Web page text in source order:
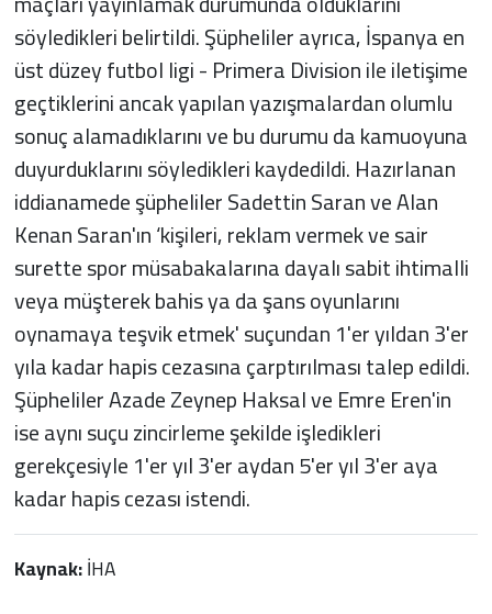
söyledikleri belirtildi. Şüpheliler ayrıca, İspanya en
üst düzey futbol ligi - Primera Division ile iletişime
geçtiklerini ancak yapılan yazışmalardan olumlu
sonuç alamadıklarını ve bu durumu da kamuoyuna
duyurduklarını söyledikleri kaydedildi. Hazırlanan
iddianamede şüpheliler Sadettin Saran ve Alan
Kenan Saran'ın ‘kişileri, reklam vermek ve sair
surette spor müsabakalarına dayalı sabit ihtimalli
veya müşterek bahis ya da şans oyunlarını
oynamaya teşvik etmek' suçundan 1'er yıldan 3'er
yıla kadar hapis cezasına çarptırılması talep edildi.
Şüpheliler Azade Zeynep Haksal ve Emre Eren'in
ise aynı suçu zincirleme şekilde işledikleri
gerekçesiyle 1'er yıl 3'er aydan 5'er yıl 3'er aya
kadar hapis cezası istendi.
Kaynak:İHA